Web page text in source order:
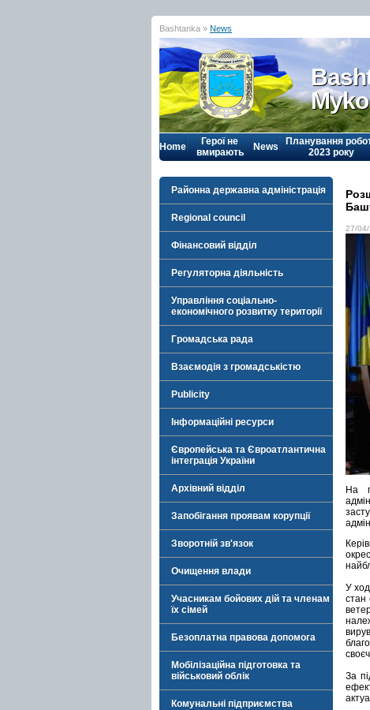
Bashtanka » News
Home
Герої не
вмирають
News
Планування
2023 року
Районна державна адміністрація
Regional council
Фінансовий відділ
Регуляторна діяльність
Управління соціально-
економічного розвитку території
Громадська рада
Взаємодія з громадськістю
Publicity
Інформаційні ресурси
Європейська та Євроатлантична
інтеграція України
Архівний відділ
Запобігання проявам корупції
Зворотній зв'язок
Очищення влади
Учасникам бойових дій та членам
їх сімей
Безоплатна правова допомога
Мобілізаційна підготовка та
військовий облік
Комунальні підприємства
27/
На
У
стан
За